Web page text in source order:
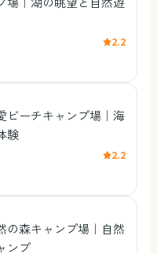
2.2
ビーチキャンプ場｜海
験
2.2
の森キャンプ場｜自然
ンプ